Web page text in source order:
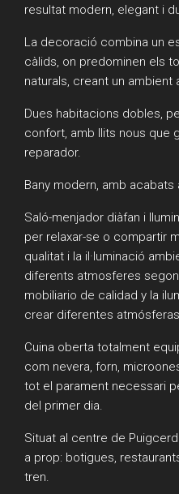
resultat modern, elegant i
La decoració combina un
càlids, on predominen els
naturals, creant un ambient
Dues habitacions dobles,
confort, amb llits nous que
reparador.
Bany modern, amb acabats
Saló-menjador diàfan i
per relaxar-se o compartir
qualitat i la il·luminació
diferents atmosferes
mobiliario de calidad y la
crear diferentes
Cuina oberta totalment
com nevera, forn,
tot el parament necessari
del primer dia.
Situat al centre de
a prop: botigues,
tren.